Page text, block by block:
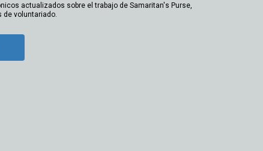
actualizados sobre el trabajo de Samaritan's Purse,
voluntariado.